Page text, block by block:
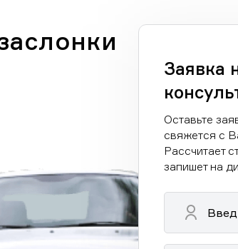
Заявка
Оставьте
свяжется с
Рассчитает
запишет на